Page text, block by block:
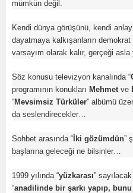
mümkün değil.
Kendi dünya görüşünü, kendi
dayatmaya kalkışanların
varsayım olarak kalır, gerçeği asla
Söz konusu televizyon kanalında “
programının konukları Mehmetve
“Mevsimsiz Türküler” albümü
da seslendirecekler…
Sohbet arasında “ İki gözümdün”
başlarına geleceği ne bilsinler…
1999 yılında “yüzkarası”
“anadilinde bir şarkı yapıp,